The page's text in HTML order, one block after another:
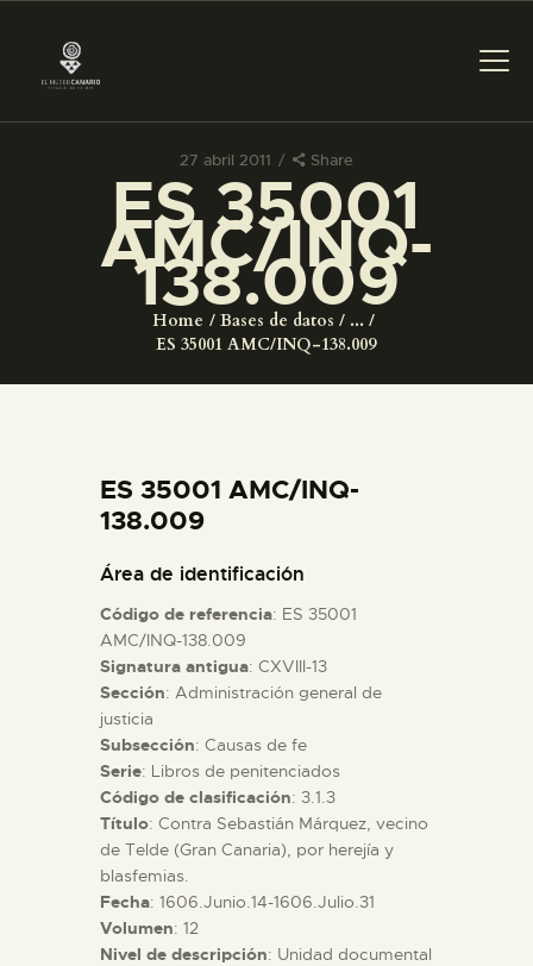
27 abril 2011 Share
ES 35001
AMC/INQ-
138.009
Home Bases de datos
...
ES 35001 AMC/INQ-138.009
PREPARAR LA VISITA
ACTIVIDADES
COLECCIONES
ESPAÑOL
PREPARAR LA VISITA
ACTIVIDADES
█
EL MUSEO
ES 35001 AMC/INQ-
138.009
Área de identificación
Código de referencia: ES 35001
AMC/INQ-138.009
Signatura antigua: CXVIII-13
Sección: Administración general de
justicia
Subsección: Causas de fe
Serie: Libros de penitenciados
Código de clasificación: 3.1.3
Título: Contra Sebastián Márquez, vecino
de Telde (Gran Canaria), por herejía y
blasfemias.
Fecha: 1606.Junio.14-1606.Julio.31
Volumen: 12
Nivel de descripción: Unidad documental